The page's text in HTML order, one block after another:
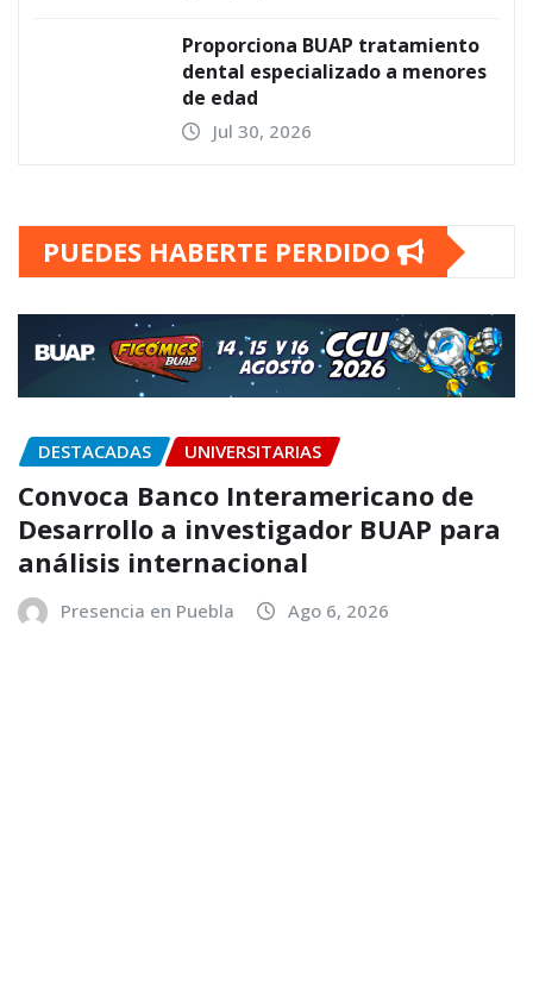
Proporciona BUAP tratamiento
dental especializado a menores
de edad
Jul 30, 2026
PUEDES HABERTE PERDIDO
DESTACADAS UNIVERSITARIAS
Convoca Banco Interamericano de
Desarrollo a investigador BUAP para
análisis internacional
Presencia en Puebla Ago 6, 2026